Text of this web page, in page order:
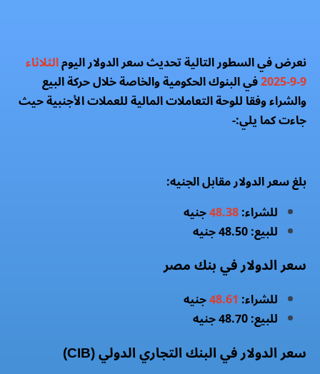
نعرض في السطور التالية تحديث سعر الدولار اليومالثلاثاء
9-9-2025 في البنوك الحكومية والخاصة خلال حركة البيع
والشراء وفقا للوحة التعاملات المالية للعملات الأجنبية حيث
جاءت كما يلي:-
بلغ سعر الدولار مقابل الجنيه:
للشراء:48.38جنيه
للبيع: 48.50 جنيه
سعر الدولار في بنك مصر
للشراء: 48.61جنيه
للبيع: 48.70 جنيه
سعر الدولار في البنك التجاري الدولي (CIB)